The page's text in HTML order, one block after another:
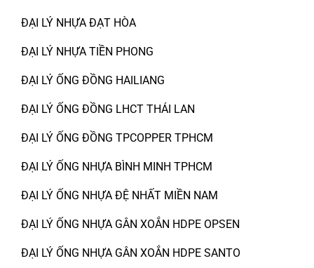
ĐẠI LÝ NHỰA ĐẠT HÒA
ĐẠI LÝ NHỰA TIỀN PHONG
ĐẠI LÝ ỐNG ĐỒNG HAILIANG
ĐẠI LÝ ỐNG ĐỒNG LHCT THÁI LAN
ĐẠI LÝ ỐNG ĐỒNG TPCOPPER TPHCM
ĐẠI LÝ ỐNG NHỰA BÌNH MINH TPHCM
ĐẠI LÝ ỐNG NHỰA ĐỆ NHẤT MIỀN NAM
ĐẠI LÝ ỐNG NHỰA GÂN XOẮN HDPE OPSEN
ĐẠI LÝ ỐNG NHỰA GÂN XOẮN HDPE SANTO